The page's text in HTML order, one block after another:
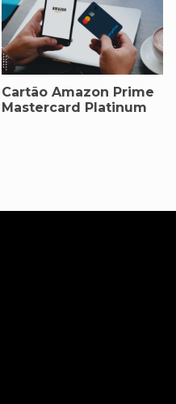
Cartão Amazon Prime
Mastercard Platinum